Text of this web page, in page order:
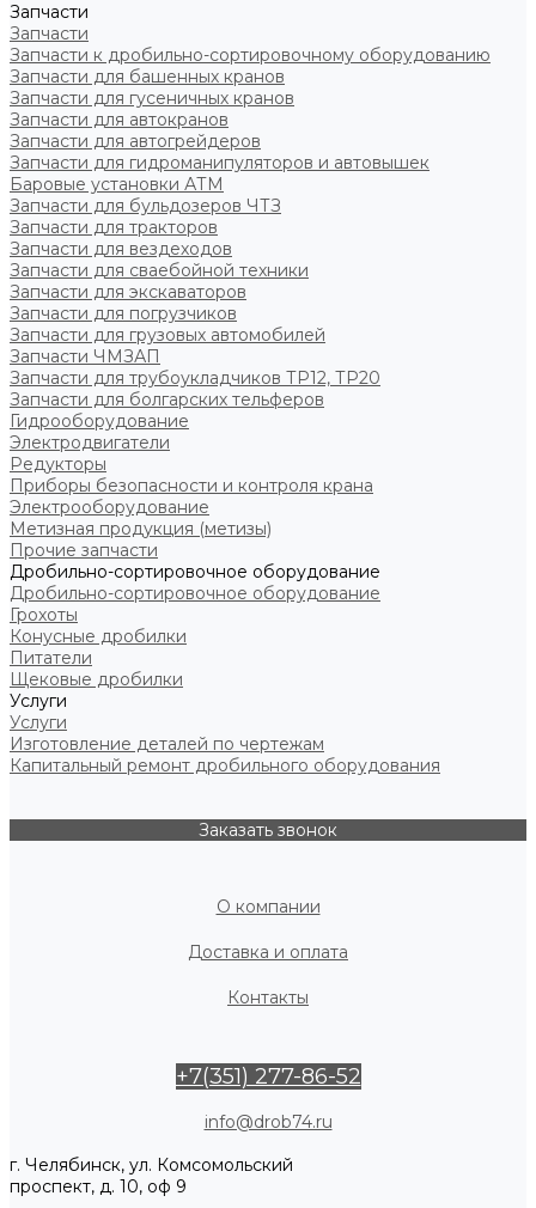
Запчасти
Запчасти
Запчасти к дробильно-сортировочному оборудованию
Запчасти для башенных кранов
Запчасти для гусеничных кранов
Запчасти для автокранов
Запчасти для автогрейдеров
Запчасти для гидроманипуляторов и автовышек
Баровые установки АТМ
Запчасти для бульдозеров ЧТЗ
Запчасти для тракторов
Запчасти для вездеходов
Запчасти для сваебойной техники
Запчасти для экскаваторов
Запчасти для погрузчиков
Запчасти для грузовых автомобилей
Запчасти ЧМЗАП
Запчасти для трубоукладчиков ТР12, ТР20
Запчасти для болгарских тельферов
Гидрооборудование
Электродвигатели
Редукторы
Приборы безопасности и контроля крана
Электрооборудование
Метизная продукция (метизы)
Прочие запчасти
Дробильно-сортировочное оборудование
Дробильно-сортировочное оборудование
Грохоты
Конусные дробилки
Питатели
Щековые дробилки
Услуги
Услуги
Изготовление деталей по чертежам
Капитальный ремонт дробильного оборудования
Заказать звонок
О компании
Доставка и оплата
Контакты
+7(351) 277-86-52
info@drob74.ru
г. Челябинск, ул. Комсомольский
проспект, д. 10, оф 9